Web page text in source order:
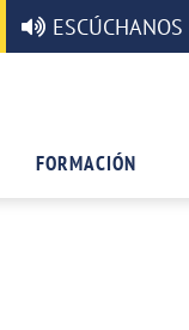
ESCÚCHANOS
FORMACIÓN